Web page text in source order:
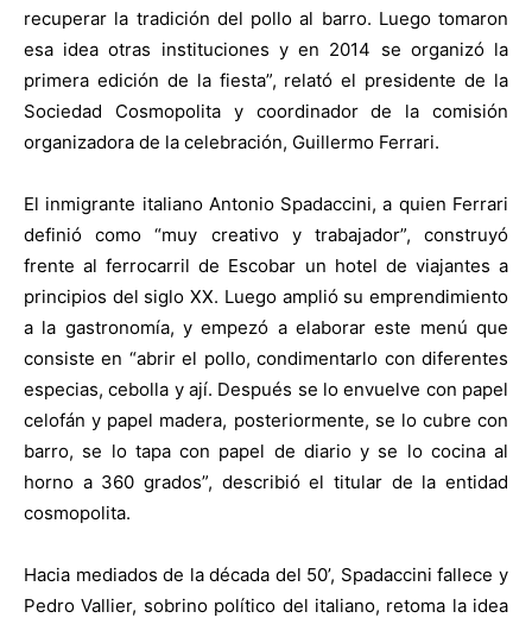
recuperar la tradición del pollo al barro. Luego tomaron
esa idea otras instituciones y en 2014 se organizó la
primera edición de la fiesta”, relató el presidente de la
Sociedad Cosmopolita y coordinador de la comisión
organizadora de la celebración, Guillermo Ferrari.
El inmigrante italiano Antonio Spadaccini, a quien Ferrari
definió como “muy creativo y trabajador”, construyó
frente al ferrocarril de Escobar un hotel de viajantes a
principios del siglo XX. Luego amplió su emprendimiento
a la gastronomía, y empezó a elaborar este menú que
consiste en “abrir el pollo, condimentarlo con diferentes
especias, cebolla y ají. Después se lo envuelve con papel
celofán y papel madera, posteriormente, se lo cubre con
barro, se lo tapa con papel de diario y se lo cocina al
horno a 360 grados”, describió el titular de la entidad
cosmopolita.
Hacia mediados de la década del 50’, Spadaccini fallece y
Pedro Vallier, sobrino político del italiano, retoma la idea